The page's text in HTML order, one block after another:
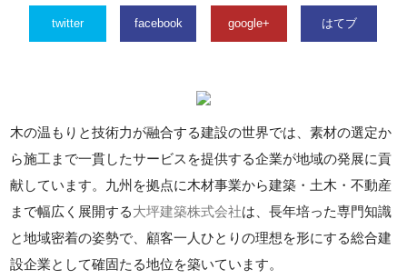
twitter facebook google+ はてブ
木の温もりと技術力が融合する建設の世界では、素材の選定か
ら施工まで一貫したサービスを提供する企業が地域の発展に貢
献しています。九州を拠点に木材事業から建築・土木・不動産
まで幅広く展開する大坪建築株式会社は、長年培った専門知識
と地域密着の姿勢で、顧客一人ひとりの理想を形にする総合建
設企業として確固たる地位を築いています。